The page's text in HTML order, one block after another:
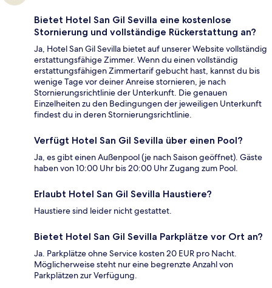
Bietet Hotel San Gil Sevilla eine kostenlose
Stornierung und vollständige Rückerstattung an?
Ja, Hotel San Gil Sevilla bietet auf unserer Website vollständig
erstattungsfähige Zimmer. Wenn du einen vollständig
erstattungsfähigen Zimmertarif gebucht hast, kannst du bis
wenige Tage vor deiner Anreise stornieren, je nach
Stornierungsrichtlinie der Unterkunft. Die genauen
Einzelheiten zu den Bedingungen der jeweiligen Unterkunft
findest du in deren Stornierungsrichtlinie.
Verfügt Hotel San Gil Sevilla über einen Pool?
Ja, es gibt einen Außenpool (je nach Saison geöffnet). Gäste
haben von 10:00 Uhr bis 20:00 Uhr Zugang zum Pool.
Erlaubt Hotel San Gil Sevilla Haustiere?
Haustiere sind leider nicht gestattet.
Bietet Hotel San Gil Sevilla Parkplätze vor Ort an?
Ja. Parkplätze ohne Service kosten 20 EUR pro Nacht.
Möglicherweise steht nur eine begrenzte Anzahl von
Parkplätzen zur Verfügung.